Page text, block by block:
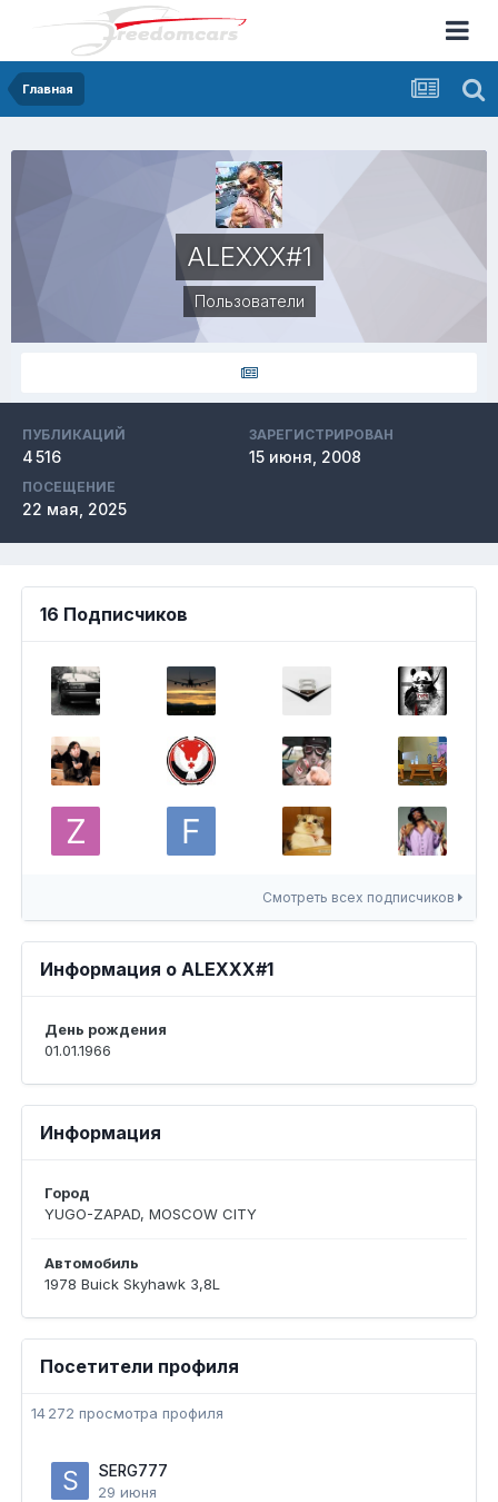
Главная
ALEXXX#1
Пользователи
ПУБЛИКАЦИЙ
4 516
ЗАРЕГИСТРИРОВАН
15 июня, 2008
ПОСЕЩЕНИЕ
22 мая, 2025
16 Подписчиков
Смотреть всех подписчиков
Информация о ALEXXX#1
День рождения
01.01.1966
Информация
Город
YUGO-ZAPAD, MOSCOW CITY
Автомобиль
1978 Buick Skyhawk 3,8L
Посетители профиля
14 272 просмотра профиля
SERG777
29 июня